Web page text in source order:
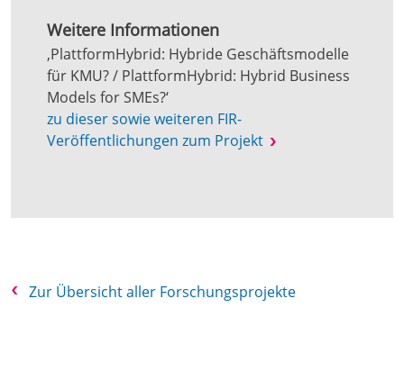
Weitere Informationen
‚PlattformHybrid: Hybride Geschäftsmodelle
für KMU? / PlattformHybrid: Hybrid Business
Models for SMEs?‘
zu dieser sowie weiteren FIR-
Veröffentlichungen zum Projekt
Zur Übersicht aller Forschungsprojekte